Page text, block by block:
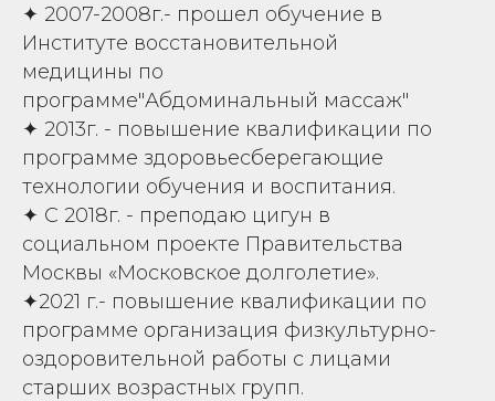
✦ 2007-2008г.- прошел обучение в
Институте восстановительной
медицины по
программе"Абдоминальный массаж"
✦ 2013г. - повышение квалификации по
программе здоровьесберегающие
технологии обучения и воспитания.
✦ С 2018г. - преподаю цигун в
социальном проекте Правительства
Москвы «Московское долголетие».
✦2021 г.- повышение квалификации по
программе организация физкультурно-
оздоровительной работы с лицами
старших возрастных групп.